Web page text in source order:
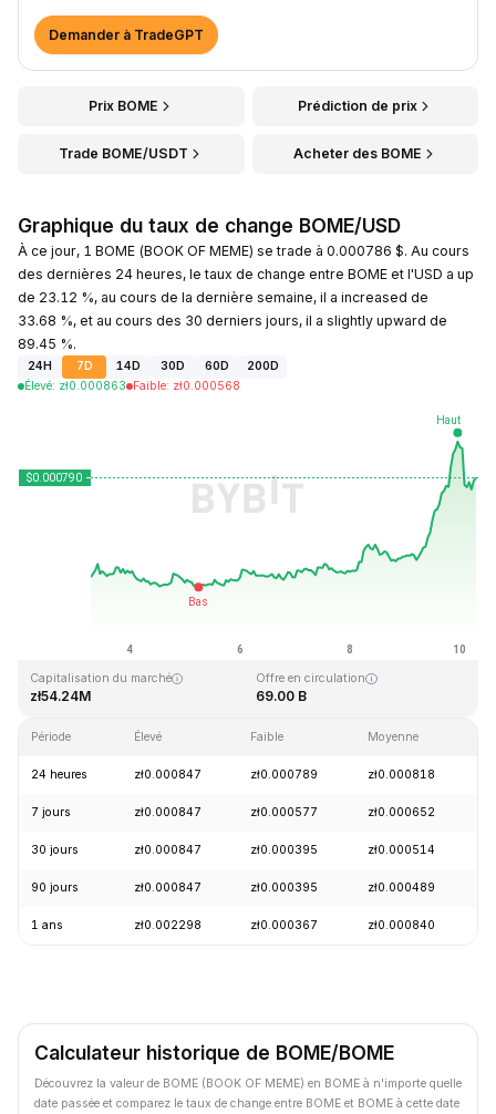
Demander à TradeGPT
Prix BOME Prédiction de prix
Trade BOME/USDT Acheter des BOME
Graphique du taux de change BOME/USD
À ce jour, 1 BOME (BOOK OF MEME) se trade à 0.000786 $. Au cours
des dernières 24 heures, le taux de change entre BOME et l'USD a up
de 23.12 %, au cours de la dernière semaine, il a increased de
33.68 %, et au cours des 30 derniers jours, il a slightly upward de
89.45 %.
24H 7D 14D 30D 60D
200D
Élevé: zł0.000863 Faible: zł0.000568
Dernière mise à jour : 2026-08-10, 07:00 GMT+0
Capitalisation du marché
zł54.24M
Offre en circulation
69.00 B
Période Élevé Faible Moyenne
24 heures zł0.000847 zł0.000789 zł0.000818
7 jours zł0.000847 zł0.000577 zł0.000652
30 jours zł0.000847 zł0.000395 zł0.000514
90 jours zł0.000847 zł0.000395 zł0.000489
1 ans zł0.002298 zł0.000367 zł0.000840
Calculateur historique de BOME/BOME
Découvrez la valeur de BOME (BOOK OF MEME) en BOME à n'importe quelle
date passée et comparez le taux de change entre BOME et BOME à cette date